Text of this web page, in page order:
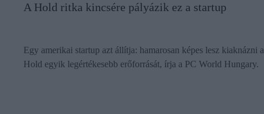
A Hold ritka kincsére pályázik ez a startup
Egy amerikai startup azt állítja: hamarosan képes lesz kiaknázni a
Hold egyik legértékesebb erőforrását, írja a PC World Hungary.